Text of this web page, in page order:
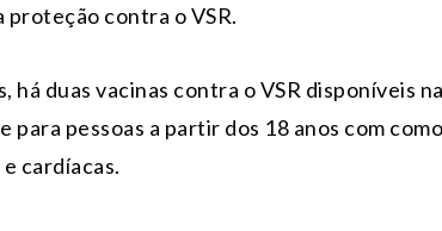
proteção contra o VSR.
há duas vacinas contra o VSR disponíveis
para pessoas a partir dos 18 anos com
cardíacas.